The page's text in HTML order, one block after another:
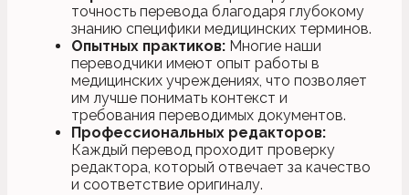
точность перевода благодаря глубокому
знанию специфики медицинских терминов.
Опытных практиков: Многие наши
переводчики имеют опыт работы в
медицинских учреждениях, что позволяет
им лучше понимать контекст и
требования переводимых документов.
Профессиональных редакторов:
Каждый перевод проходит проверку
редактора, который отвечает за качество
и соответствие оригиналу.